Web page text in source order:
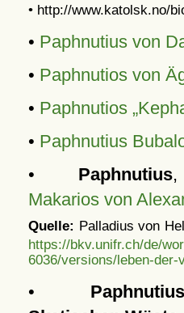
• http://www.katolsk.no/
• Paphnutius von
• Paphnutios von
• Paphnutios
• Paphnutius
• Paphnutius
Makarios von
Quelle: Palladius von
https://bkv.unifr.ch/de/
6036/versions/leben-
•